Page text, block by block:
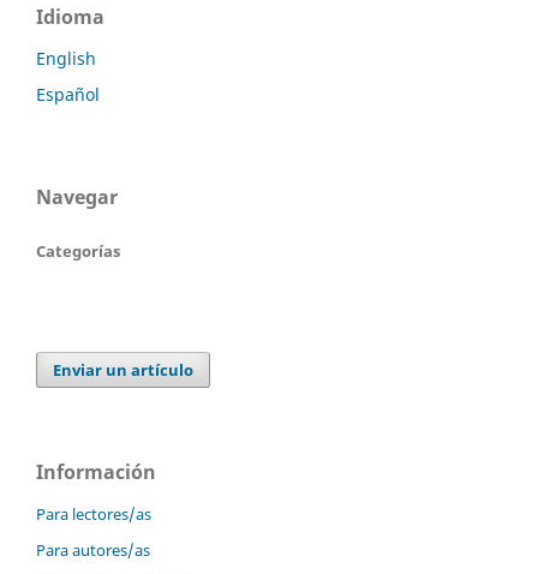
Idioma
English
Español
Navegar
Categorías
Enviar un artículo
Información
Para lectores/as
Para autores/as